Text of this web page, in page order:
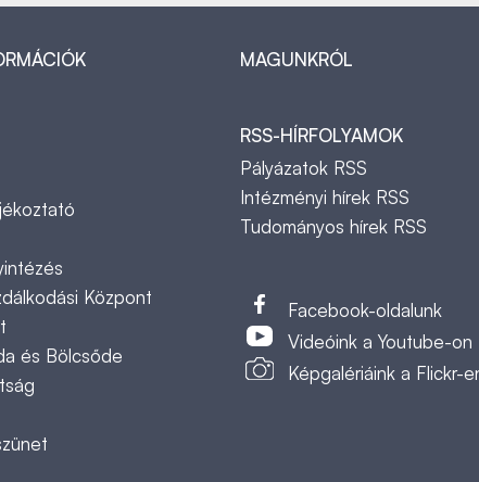
Központ
és Bölcsőde
MAGUNKRÓL
RSS-HÍRFOLYAMOK
Pályázatok RSS
Intézményi hírek RSS
Tudományos hírek RSS
Facebook-oldalunk
Videóink a Youtube-on
Képgalériáink a Flickr-